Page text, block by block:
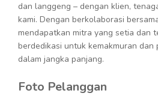
dan langgeng – dengan klien,
kami. Dengan berkolaborasi
mendapatkan mitra yang setia dan
berdedikasi untuk kemakmuran dan
dalam jangka panjang.
Foto Pelanggan